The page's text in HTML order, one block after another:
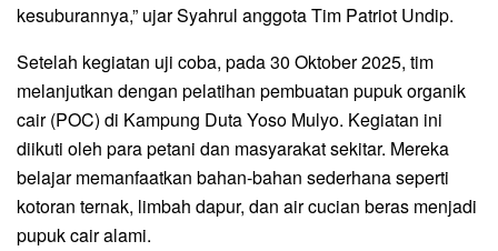
kesuburannya,” ujar Syahrul anggota Tim Patriot Undip.
Setelah kegiatan uji coba, pada 30 Oktober 2025, tim
melanjutkan dengan pelatihan pembuatan pupuk organik
cair (POC) di Kampung Duta Yoso Mulyo. Kegiatan ini
diikuti oleh para petani dan masyarakat sekitar. Mereka
belajar memanfaatkan bahan-bahan sederhana seperti
kotoran ternak, limbah dapur, dan air cucian beras menjadi
pupuk cair alami.